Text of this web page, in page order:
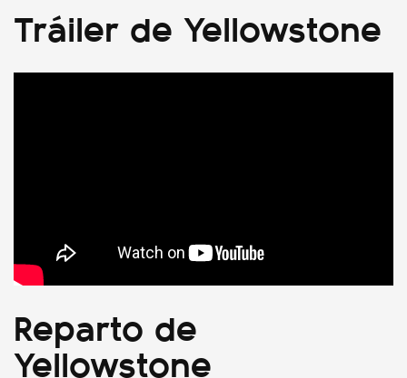
Tráiler de Yellowstone
Reparto de
Yellowstone